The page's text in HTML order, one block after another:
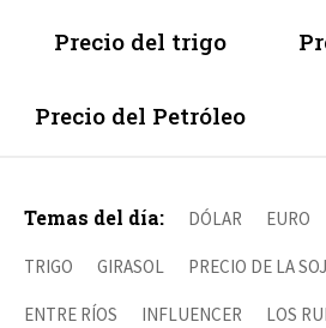
Precio del trigo
Precio del Petróleo
Temas del día: DÓLAR EURO
TRIGO GIRASOL PRECIO DE LA
ENTRE RÍOS INFLUENCER LOS